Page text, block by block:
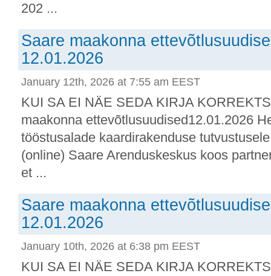
202 ...
Saare maakonna
12.01.2026
January 12th, 2026 at 7:55 am EEST
KUI SA EI NÄE SEDA KIRJA
maakonna ettevõtlusuudised12.01.2026
tööstusalade kaardirakenduse
(online) Saare Arenduskeskus koos
et ...
Saare maakonna
12.01.2026
January 10th, 2026 at 6:38 pm EEST
KUI SA EI NÄE SEDA KIRJA